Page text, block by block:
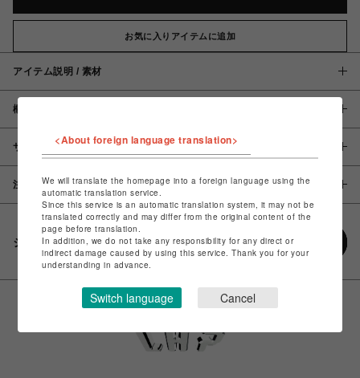
お気に入りアイテムに追加
アイテム説明 / 素材
概要
サイズ
注意事項
シェアする
<About foreign language translation>
We will translate the homepage into a foreign language using the
automatic translation service.
Since this service is an automatic translation system, it may not be
translated correctly and may differ from the original content of the
page before translation.
In addition, we do not take any responsibility for any direct or
indirect damage caused by using this service. Thank you for your
understanding in advance.
Switch language Cancel